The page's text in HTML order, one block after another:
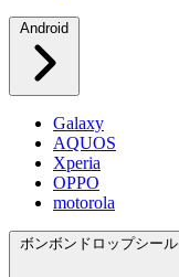
Android
Galaxy
AQUOS
Xperia
OPPO
motorola
ボンボンドロップシール